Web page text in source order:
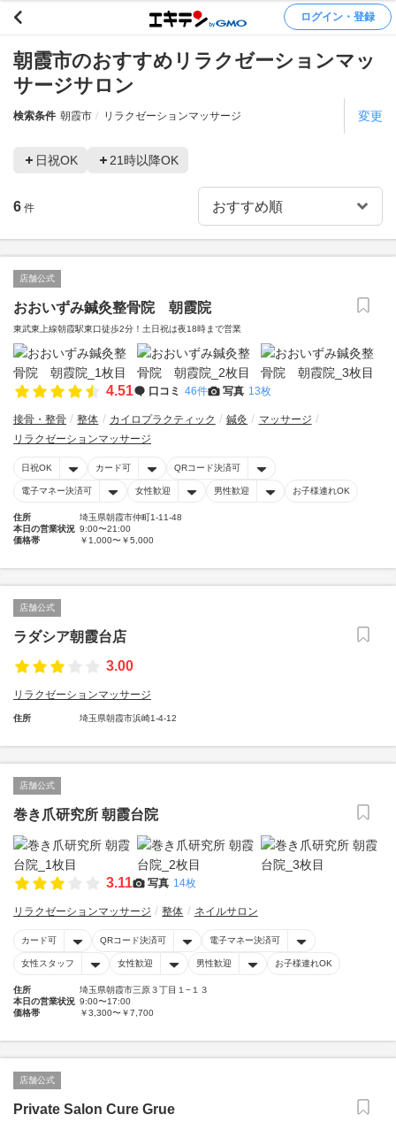
ログイン・登録
朝霞市のおすすめリラクゼーションマッ
サージサロン
検索条件 朝霞市 リラクゼーションマッサージ 変更
日祝OK 21時以降OK
6 件
店舗公式
おおいずみ鍼灸整骨院 朝霞院
東武東上線朝霞駅東口徒歩2分！土日祝は夜18時まで営業
4.51 口コミ 46件 写真 13枚
接骨・整骨 整体 カイロプラクティック 鍼灸
マッサージ
リラクゼーションマッサージ
日祝OK カード可 QRコード決済可
電子マネー決済可 女性歓迎 男性歓迎 お子様連れOK
住所
埼玉県朝霞市仲町1-11-48
本日の営業状況 9:00〜21:00
価格帯
￥1,000〜￥5,000
店舗公式
ラダシア朝霞台店
3.00
リラクゼーションマッサージ
住所 埼玉県朝霞市浜崎1-4-12
店舗公式
巻き爪研究所 朝霞台院
3.11 写真 14枚
リラクゼーションマッサージ 整体 ネイルサロン
カード可 QRコード決済可 電子マネー決済可
女性スタッフ 女性歓迎 男性歓迎 お子様連れOK
住所
埼玉県朝霞市三原３丁目１−１３
本日の営業状況 9:00〜17:00
価格帯
￥3,300〜￥7,700
店舗公式
Private Salon Cure Grue